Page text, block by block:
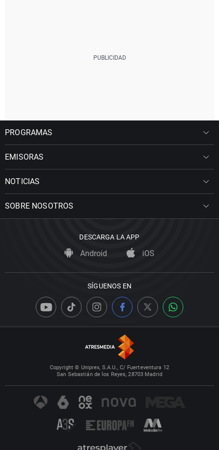
PROGRAMAS
EMISORAS
NOTICIAS
SOBRE NOSOTROS
DESCARGA LA APP
Android iOS
SÍGUENOS EN
Copyright © Uniprex, S.A.U., C/ Fuerteventura 12
San Sebastián de los Reyes, 28703 Madrid